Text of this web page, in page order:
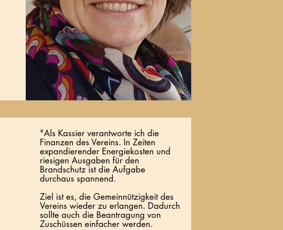
"Als Kassier verantworte ich die
Finanzen des Vereins. In Zeiten
expandierender Energiekosten und
riesigen Ausgaben für den
Brandschutz ist die Aufgabe
durchaus spannend.
Ziel ist es, die Gemeinnützigkeit des
Vereins wieder zu erlangen. Dadurch
sollte auch die Beantragung von
Zuschüssen einfacher werden.